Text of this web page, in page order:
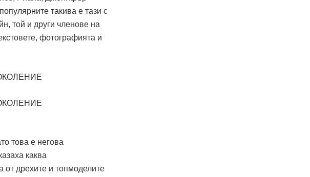
такива е тази с
той и други членове на
фотографията и
това е негова
каква
дрехите и топмоделите